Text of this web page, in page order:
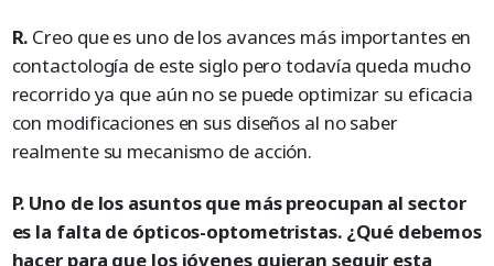
R. Creo que es uno de los avances más importantes en
contactología de este siglo pero todavía queda mucho
recorrido ya que aún no se puede optimizar su eficacia
con modificaciones en sus diseños al no saber
realmente su mecanismo de acción.
P. Uno de los asuntos que más preocupan al sector
es la falta de ópticos-optometristas. ¿Qué debemos
hacer para que los jóvenes quieran seguir esta